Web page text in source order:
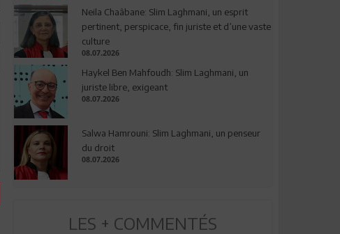
Neila Chaâbane: Slim Laghmani, un esprit
pertinent, perspicace, fin juriste et d’une vaste
culture
08.07.2026
Haykel Ben Mahfoudh: Slim Laghmani, un
juriste libre, exigeant
08.07.2026
Salwa Hamrouni: Slim Laghmani, un penseur
du droit
08.07.2026
LES + COMMENTÉS